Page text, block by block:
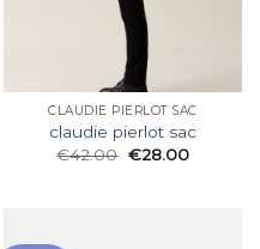
CLAUDIE PIERLOT SAC
claudie pierlot sac
€42.00 €28.00